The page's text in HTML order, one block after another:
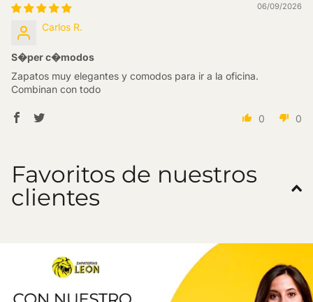
06/09/2026
Carlos R.
S�per c�modos
Zapatos muy elegantes y comodos para ir a la oficina.
Combinan con todo
0 0
Favoritos de nuestros
clientes